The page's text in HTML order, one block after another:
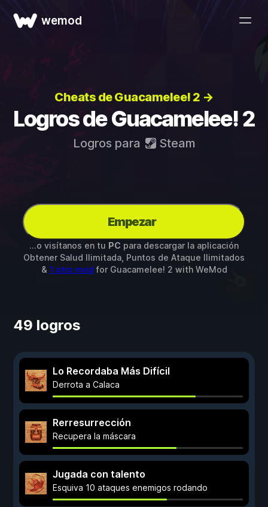
wemod
Cheats de Guacamelee! 2 →
Logros de Guacamelee! 2
Logros para Steam
Empezar
...o visítanos en tu PC para descargar la aplicación
Obtener Salud Ilimitada, Puntos de Ataque Ilimitados
& 1 otro mod for Guacamelee! 2 with WeMod
49 logros
Lo Recordaba Más Difícil
Derrota a Calaca
Rerresurrección
Recupera la máscara
Jugada con talento
Esquiva 10 ataques enemigos rodando